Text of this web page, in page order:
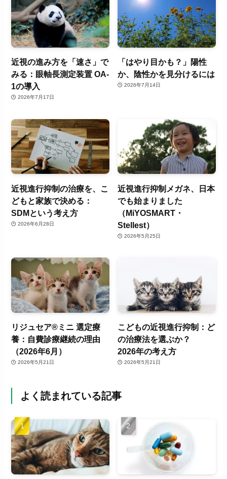
近視の進み方を「速さ」で
みる：眼軸長測定装置 OA-
1の導入
2026年7月17日
「はやり目かも？」陽性
か、陰性かを見分けるには
2026年7月14日
近視進行抑制の治療を、こ
どもと家族で決める：
SDMという考え方
2026年6月28日
近視進行抑制メガネ、日本
でも始まりました
（MiYOSMART・
Stellest）
2026年5月25日
リジュセア®ミニ 選定療
養：自費診療継続の理由
（2026年6月）
2026年5月21日
こどもの近視進行抑制：ど
の治療法を選ぶか？
2026年の考え方
2026年5月21日
よく読まれている記事